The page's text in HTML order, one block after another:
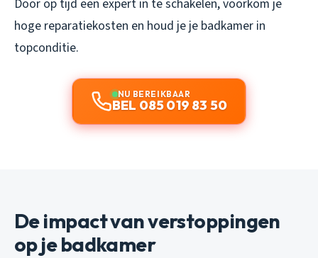
Door op tijd een expert in te schakelen, voorkom je
hoge reparatiekosten en houd je je badkamer in
topconditie.
NU BEREIKBAAR
BEL 085 019 83 50
De impact van verstoppingen
op je badkamer